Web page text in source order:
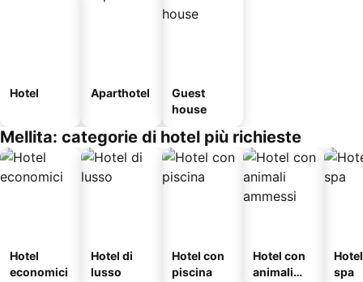
Hotel Aparthotel
Guest
house
Mellita: categorie di hotel più richieste
Hotel
economici
Hotel di
lusso
Hotel con
piscina
Hotel con
animali
spa